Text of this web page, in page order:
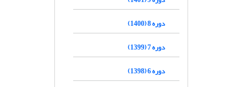
دوره 8 (1400)
دوره 7 (1399)
دوره 6 (1398)